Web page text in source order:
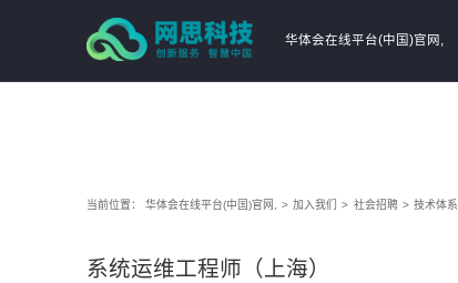
华体会在线平台(中国)官网,
当前位置： 华体会在线平台(中国)官网, > 加入我们 > 社会招聘 > 技术体系
系统运维工程师（上海）